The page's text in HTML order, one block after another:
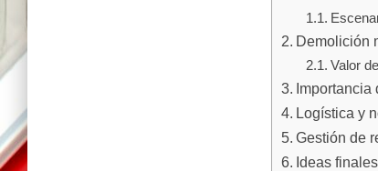
Demolición
Valor
Importancia
Logística y
Gestión de
Ideas finales